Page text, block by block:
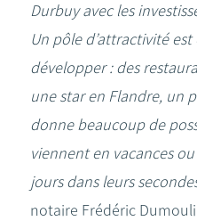
Durbuy avec les
Un pôle d’attractivité
développer : des
une star en Flandre, un
donne beaucoup de
viennent en vacances
jours dans leurs
notaire Frédéric